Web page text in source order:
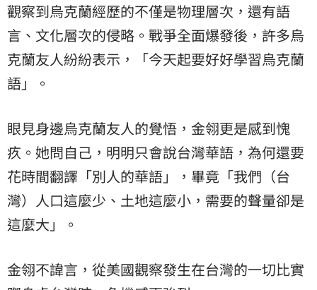
觀察到烏克蘭經歷的不僅是物理層次，還有語
言、文化層次的侵略。戰爭全面爆發後，許多烏
克蘭友人紛紛表示，「今天起要好好學習烏克蘭
語」。
眼見身邊烏克蘭友人的覺悟，金翎更是感到愧
疚。她問自己，明明只會說台灣華語，為何還要
花時間翻譯「別人的華語」，畢竟「我們（台
灣）人口這麼少、土地這麼小，需要的聲量卻是
這麼大」。
金翎不諱言，從美國觀察發生在台灣的一切比實